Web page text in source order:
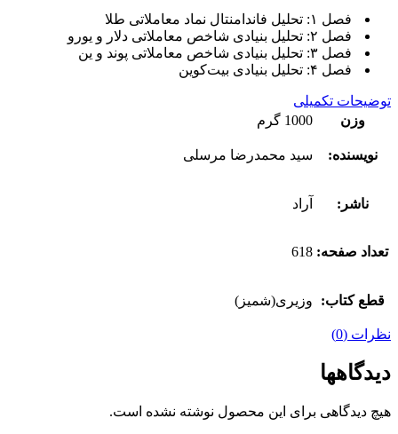
فصل ۱: تحلیل فاندامنتال نماد معاملاتی طلا
فصل ۲: تحلیل بنیادی شاخص معاملاتی دلار و یورو
فصل ۳: تحلیل بنیادی شاخص معاملاتی پوند و ین
فصل ۴: تحلیل بنیادی بیت‌کوین
توضیحات تکمیلی
وزن
1000 گرم
نویسنده: سید محمدرضا مرسلی
ناشر: آراد
تعداد صفحه: 618
قطع کتاب: وزیری(شمیز)
نظرات (0)
دیدگاهها
هیچ دیدگاهی برای این محصول نوشته نشده است.